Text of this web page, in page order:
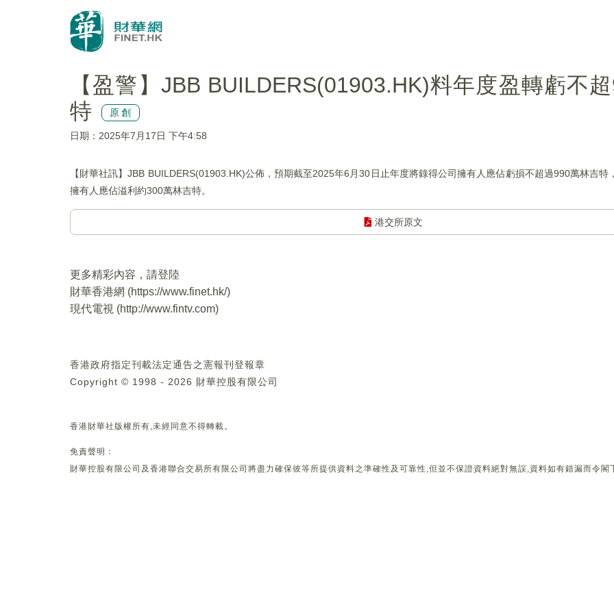
【盈警】JBB BUILDERS(01903.HK)料年度盈轉虧不
特
原創
日期：2025年7月17日 下午4:58
【財華社訊】JBB BUILDERS(01903.HK)公佈，預期截至2025年6月30日止年度將錄得公司擁有人應佔虧損不超過990萬林吉特
擁有人應佔溢利約300萬林吉特。
港交所原文
更多精彩內容，請登陸
財華香港網 (https://www.finet.hk/)
現代電視 (http://www.fintv.com)
香港政府指定刊載法定通告之憲報刊登報章
Copyright © 1998 - 2026 財華控股有限公司
香港財華社版權所有,未經同意不得轉載。
免責聲明：
財華控股有限公司及香港聯合交易所有限公司將盡力確保彼等所提供資料之準確性及可靠性,但並不保證資料絕對無誤,資料如有錯漏而令閣